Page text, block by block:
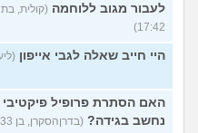
לעבור מגוב ללוחמה
17:42)
היי חייב שאלה לגבי אייפון (ליעוז, בן
האם הסתרת פרופיל פיקטיבי
נחשב בגידה? (בדרןהסקרן, בן 33, כתב ב-03/08/26 17:24)